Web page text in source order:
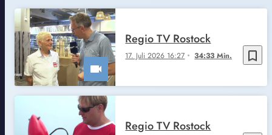
bookmark_border
17. Juli 2026 16:27 34:33 Min.
Regio TV Rostock
Regio TV Rostock